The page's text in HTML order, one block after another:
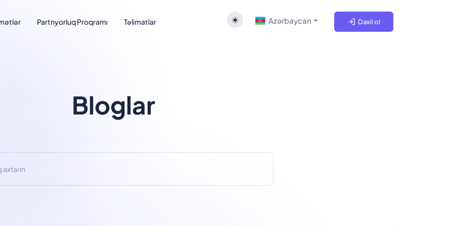
Partnyorluq Proqramı Təlimatlar Daxil ol
Azərbaycan
Bloglar